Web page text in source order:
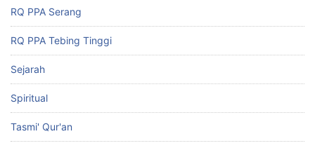
RQ PPA Serang
RQ PPA Tebing Tinggi
Sejarah
Spiritual
Tasmi' Qur'an